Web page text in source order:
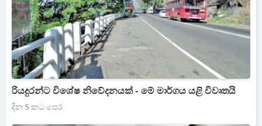
රියදුරන්ට විශේෂ නිවේදනයක් - මේ මාර්ගය යළි විවෘතයි
දින 5 කට පෙර